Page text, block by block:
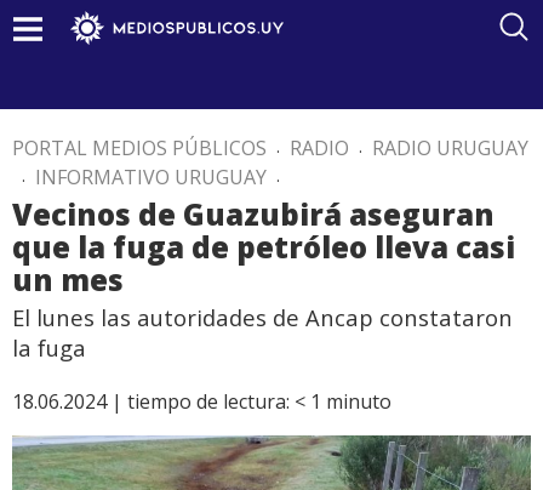
PORTAL MEDIOS PÚBLICOS . RADIO . RADIO URUGUAY
. INFORMATIVO URUGUAY .
Vecinos de Guazubirá aseguran
que la fuga de petróleo lleva casi
un mes
El lunes las autoridades de Ancap constataron
la fuga
18.06.2024 | tiempo de lectura: < 1 minuto